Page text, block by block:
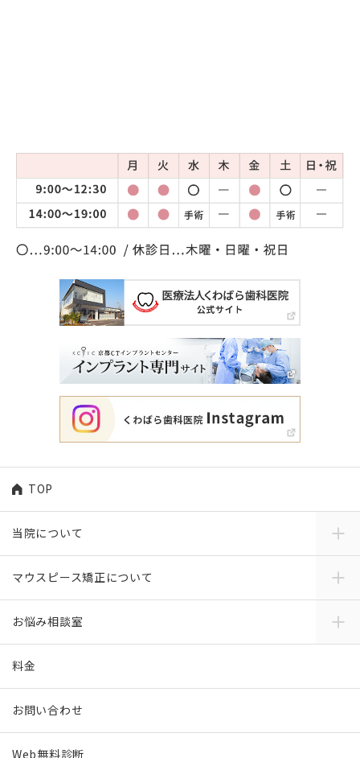
TOP
当院について
マウスピース矯正について
お悩み相談室
料金
お問い合わせ
Web無料診断